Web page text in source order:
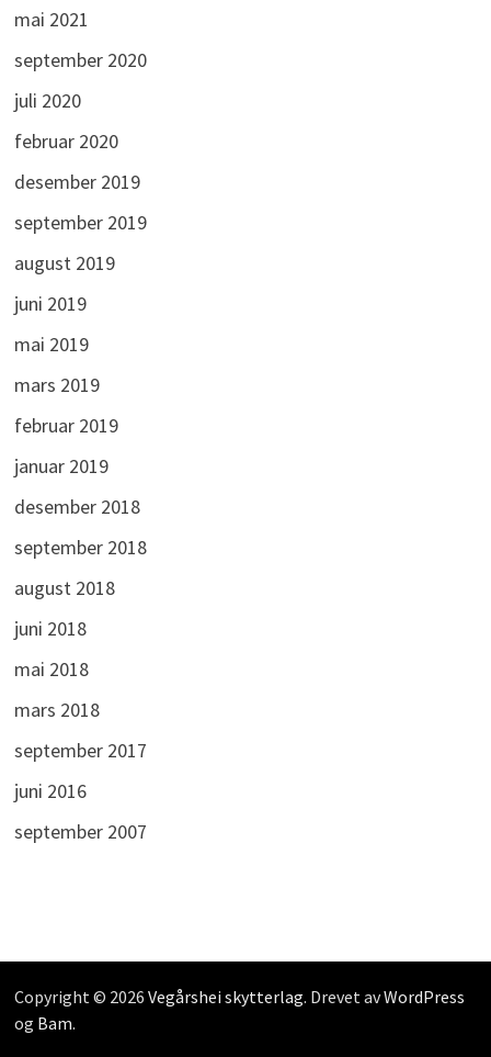
mai 2021
september 2020
juli 2020
februar 2020
desember 2019
september 2019
august 2019
juni 2019
mai 2019
mars 2019
februar 2019
januar 2019
desember 2018
september 2018
august 2018
juni 2018
mai 2018
mars 2018
september 2017
juni 2016
september 2007
Copyright © 2026Vegårshei skytterlag. Drevet avWordPress
og Bam.